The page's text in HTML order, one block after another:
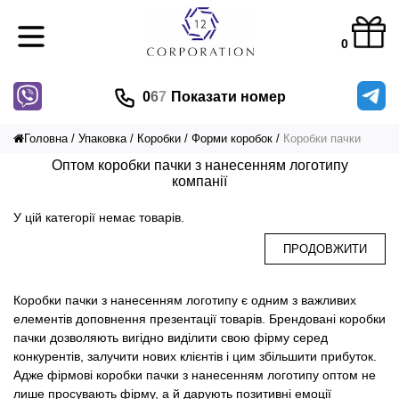
0
067 Показати номер
Головна Упаковка Коробки Форми коробок Коробки пачки
Оптом коробки пачки з нанесенням логотипу
компанії
У цій категорії немає товарів.
ПРОДОВЖИТИ
Коробки пачки з нанесенням логотипу є одним з важливих
елементів доповнення презентації товарів. Брендовані коробки
пачки дозволяють вигідно виділити свою фірму серед
конкурентів, залучити нових клієнтів і цим збільшити прибуток.
Адже фірмові коробки пачки з нанесенням логотипу оптом не
лише просувають фірму, а й дарують позитивні емоції